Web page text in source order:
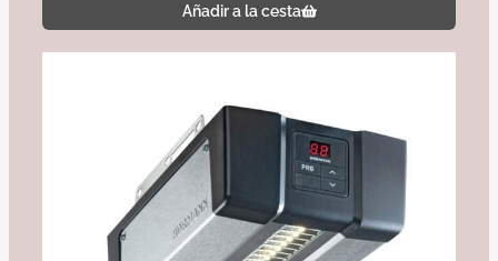
Añadir a la cesta